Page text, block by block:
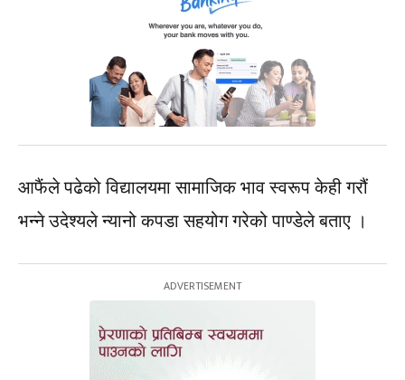
आफैंले पढेको विद्यालयमा सामाजिक भाव स्वरूप केही गरौं
भन्ने उदेश्यले न्यानो कपडा सहयोग गरेको पाण्डेले बताए ।